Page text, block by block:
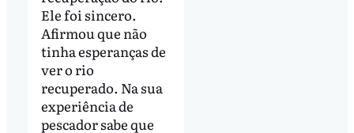
Ele foi sincero.
Afirmou que não
tinha esperanças de
ver o rio
recuperado. Na sua
experiência de
pescador sabe que